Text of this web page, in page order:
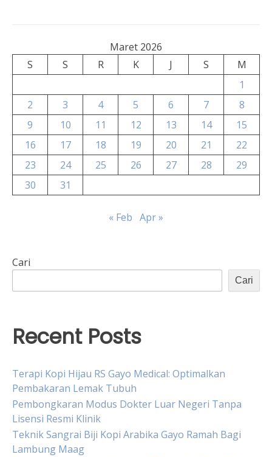
Maret 2026
S
S R K J S
M
1
2
3 4 5 6 7
8
9
10 11 12 13 14
15
16
17 18 19 20 21
22
23
24 25 26 27 28
29
30
31
« Feb Apr »
Cari
Cari
Recent Posts
Terapi Kopi Hijau RS Gayo Medical: Optimalkan
Pembakaran Lemak Tubuh
Pembongkaran Modus Dokter Luar Negeri Tanpa
Lisensi Resmi Klinik
Teknik Sangrai Biji Kopi Arabika Gayo Ramah Bagi
Lambung Maag